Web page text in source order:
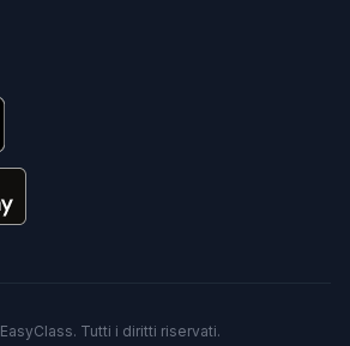
EasyClass. Tutti i diritti riservati.